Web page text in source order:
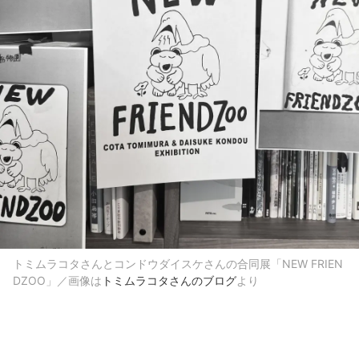
トミムラコタさんとコンドウダイスケさんの合同展「NEW FRIEN
DZOO」／画像は トミムラコタさんのブログより